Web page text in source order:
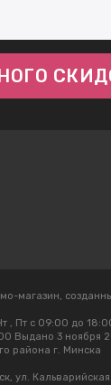
магазин,
, Пт c 09:00 до
Выдано 3 ноября
района г. Минска
ул. Кальварийская